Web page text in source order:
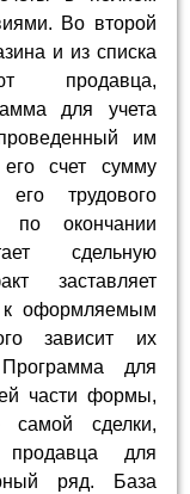
Во второй
и из списка
продавца,
для учета
им
счет сумму
трудового
по окончании
сдельную
заставляет
к оформляемым
зависит их
для
части формы,
самой сделки,
продавца для
ряд. База